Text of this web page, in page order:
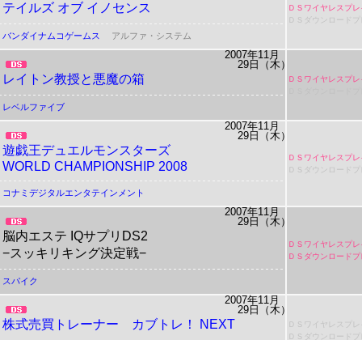
テイルズ オブ イノセンス
ＤＳワイヤレスプ
ＤＳダウンロード
バンダイナムコゲームス
アルファ・システム
2007年11月
29日（木）
レイトン教授と悪魔の箱
ＤＳワイヤレスプ
レベルファイブ
2007年11月
29日（木）
遊戯王デュエルモンスターズ
WORLD CHAMPIONSHIP 2008
ＤＳワイヤレスプ
ＤＳダウンロード
コナミデジタルエンタテインメント
2007年11月
29日（木）
脳内エステ IQサプリDS2
−スッキリキング決定戦−
ＤＳワイヤレスプ
ＤＳダウンロード
スパイク
2007年11月
29日（木）
株式売買トレーナー カブトレ！ NEXT
ＤＳワイヤレスプ
ＤＳダウンロード